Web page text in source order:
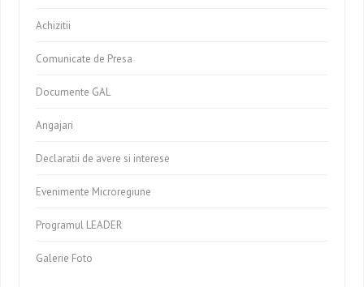
Achizitii
Comunicate de Presa
Documente GAL
Angajari
Declaratii de avere si interese
Evenimente Microregiune
Programul LEADER
Galerie Foto